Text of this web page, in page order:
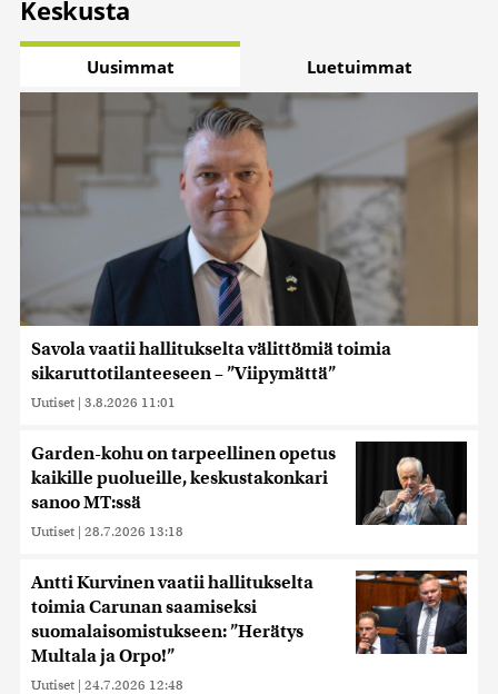
Keskusta
Uusimmat Luetuimmat
Savola vaatii hallitukselta välittömiä toimia
sikaruttotilanteeseen – ”Viipymättä”
Uutiset | 3.8.2026 11:01
Garden-kohu on tarpeellinen opetus
kaikille puolueille, keskustakonkari
sanoo MT:ssä
Uutiset | 28.7.2026 13:18
Antti Kurvinen vaatii hallitukselta
toimia Carunan saamiseksi
suomalaisomistukseen: ”Herätys
Multala ja Orpo!”
Uutiset | 24.7.2026 12:48